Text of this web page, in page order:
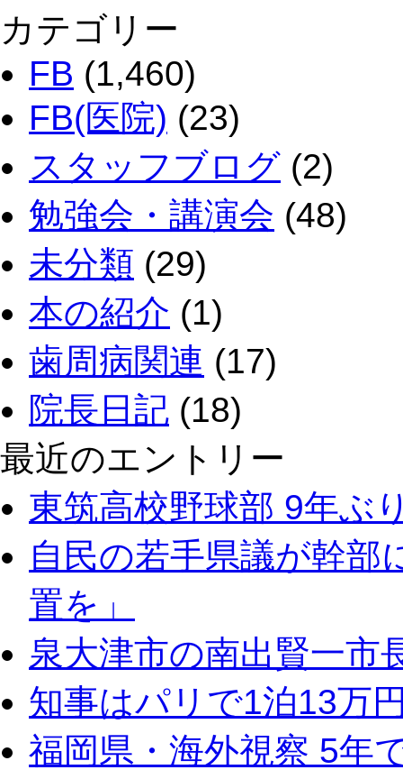
カテゴリー
FB (1,460)
FB(医院) (23)
スタッフブログ (2)
勉強会・講演会 (48)
未分類 (29)
本の紹介 (1)
歯周病関連 (17)
院長日記 (18)
最近のエントリー
東筑高校野球部 9年ぶ
自民の若手県議が幹部
置を」
泉大津市の南出賢一市
知事はパリで1泊13万
福岡県・海外視察 5年